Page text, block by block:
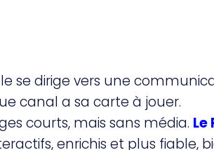
se dirige vers une
canal a sa carte à jouer.
courts, mais sans média. Le
enrichis et plus fiable,